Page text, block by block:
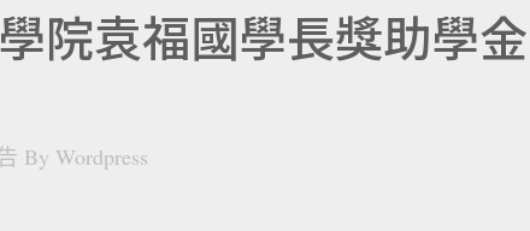
院袁福國學長獎助學
By Wordpress